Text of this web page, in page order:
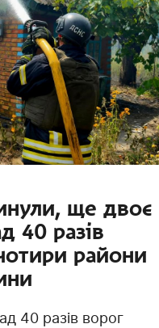
ще двоє
40 разів
райони
40 разів ворог